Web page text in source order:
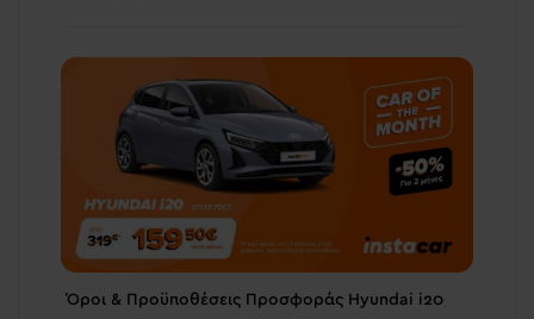
Όροι & Προϋποθέσεις Προσφοράς Hyundai i20